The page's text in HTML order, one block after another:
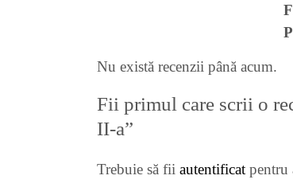
Nu există recenzii până acum.
Fii primul care scrii o
II-a”
Trebuie să fii autentificat pentru